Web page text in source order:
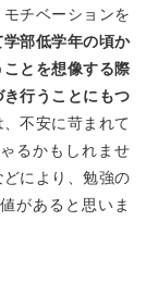
チベーションを
部低学年の頃か
とを想像する際
行うことにもつ
不安に苛まれて
るかもしれませ
により、勉強の
があると思いま